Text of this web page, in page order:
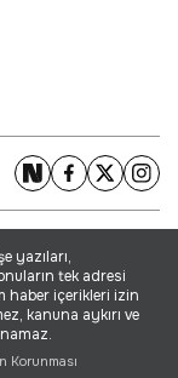
yazıları,
tek adresi
haber içerikleri izin
kanuna aykırı ve
Korunması